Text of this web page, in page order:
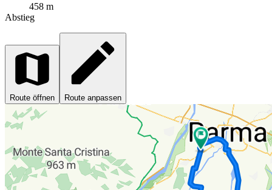
458 m
Abstieg
Route öffnen Route anpassen